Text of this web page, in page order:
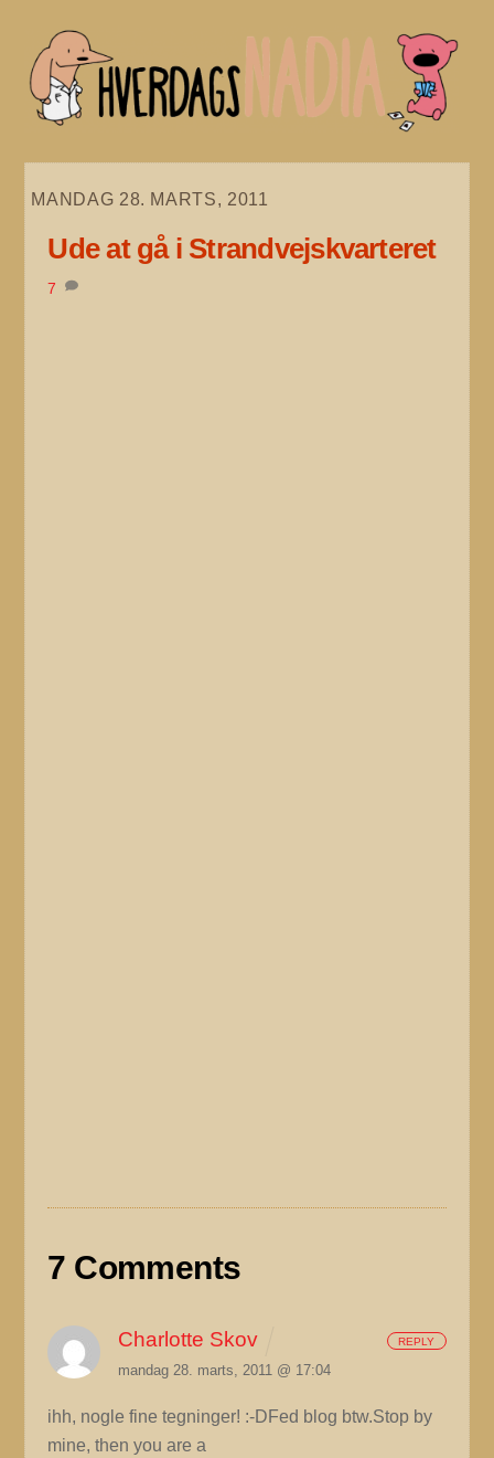
content
MANDAG 28. MARTS, 2011
Ude at gå i Strandvejskvarteret
7
7 Comments
Charlotte Skov
mandag 28. marts, 2011 @ 17:04
ihh, nogle fine tegninger! :-DFed blog btw.Stop by
mine, then you are a
REPLY